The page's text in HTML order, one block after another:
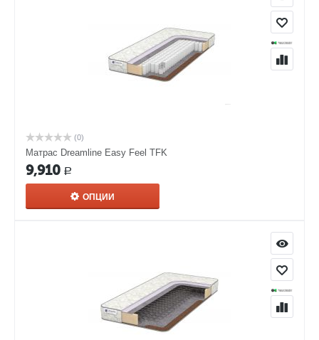
(0)
Матрас Dreamline Easy Feel TFK
9,910 Р
ОПЦИИ